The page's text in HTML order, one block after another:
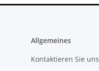
Allgemeines
Kontaktieren Sie uns